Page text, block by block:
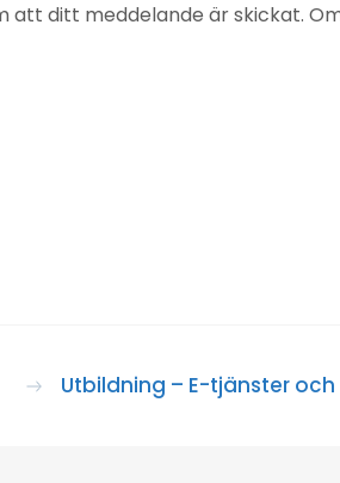
att ditt meddelande är skickat.
Utbildning – E-tjänster